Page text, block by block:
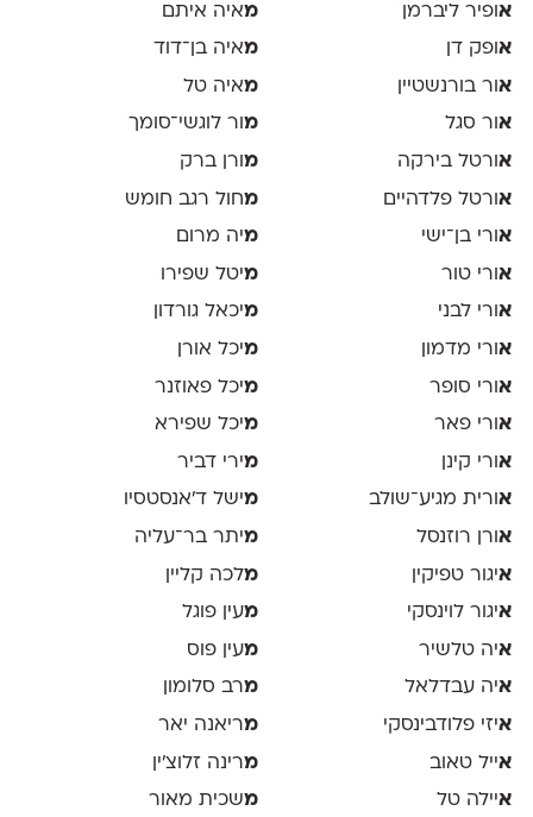
אופיר ליברמן
אופק דן
אור בורנשטיין
אור סגל
אורטל בירקה
אורטל פלדהיים
אורי בן־ישי
אורי טור
אורי לבני
אורי מדמון
אורי סופר
אורי פאר
אורי קינן
אורית מגיע־שולב
אורן רוזנסל
איגור טפיקין
איגור לוינסקי
איה טלשיר
איה עבדלאל
איזי פלודבינסקי
אייל טאוב
איילה טל
מאיה איתם
מאיה בן־דוד
מאיה טל
מור לוגשי־סומך
מ ורן ברק
מחול רגב חומש
מיה מרום
מיטל שפירו
מיכאל גורדון
מיכל אורן
מיכל פאוזנר
מיכל שפירא
מירי דביר
מישל ד׳אנסטסיו
מיתר בר־עליה
מלכה קליין
מעין פוגל
מעין פוס
מרב סלומון
מריאנה יאר
מרינה זלוצ׳ין
משכית מאור